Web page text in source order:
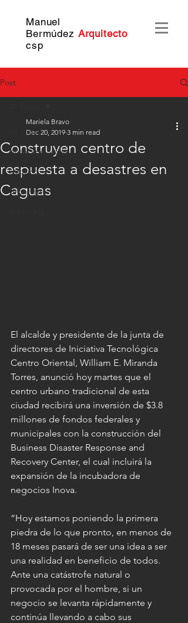
Manuel
Bermúdez Arquitecto
csp
Post
All Posts
Hurricane María
Housing
Urbanism
Construyen centro de
respuesta a desastres en
Caguas
Mariela Bravo
Dec 20, 2019 3 min read
El alcalde y presidente de la junta de
directores de Iniciativa Tecnológica
Centro Oriental, William E. Miranda
Torres, anunció hoy martes que el
centro urbano tradicional de esta
ciudad recibirá una inversión de $3.8
millones de fondos federales y
municipales con la construcción del
Business Disaster Response and
Recovery Center, el cual incluirá la
expansión de la incubadora de
negocios Inova.
“Hoy estamos poniendo la primera
piedra de lo que pronto, en menos de
18 meses pasará de ser una idea a ser
una realidad en beneficio de todos.
Ante una catástrofe natural o
provocada por el hombre, si un
negocio se levanta rápidamente y
continúa llevando a cabo sus